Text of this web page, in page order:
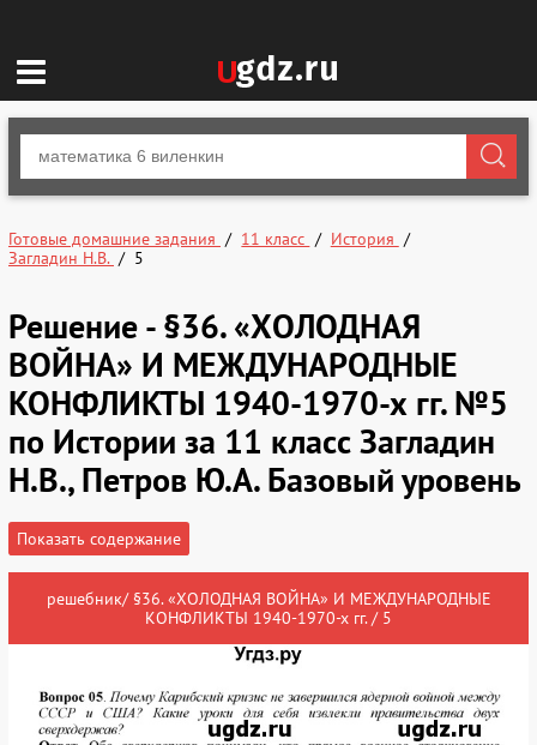
Готовые домашние задания 11 класс
История
Загладин Н.В.
5
Решение - §36. «ХОЛОДНАЯ
ВОЙНА» И МЕЖДУНАРОДНЫЕ
КОНФЛИКТЫ 1940-1970-х гг. №5
по Истории за 11 класс Загладин
Н.В., Петров Ю.А. Базовый уровень
Показать содержание
решебник/ §36. «ХОЛОДНАЯ ВОЙНА» И МЕЖДУНАРОДНЫЕ
КОНФЛИКТЫ 1940-1970-х гг. / 5